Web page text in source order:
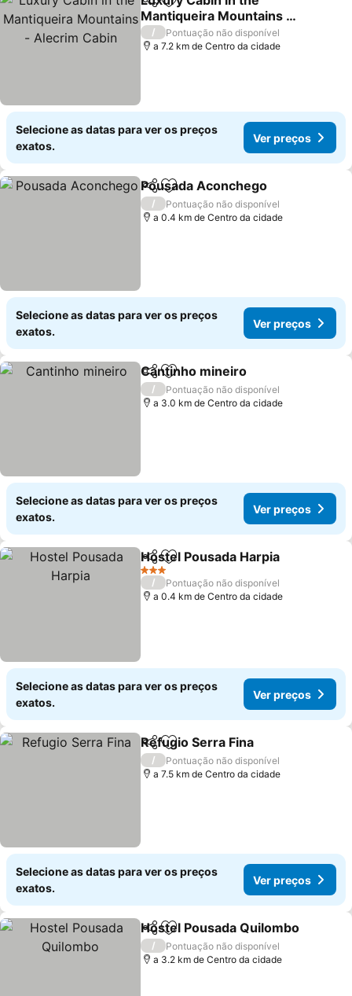
PartilharAdicionar aos favoritos
Mantiqueira Mountains -
Alecrim Cabin
Ver preços
/
Pontuação não disponível
a 7.2 km de Centro da cidade
Selecione as datas para ver os preços
exatos.
Ver preços
PartilharAdicionar aos favoritos
Pousada Aconchego
/
Pontuação não disponível
a 0.4 km de Centro da cidade
Selecione as datas para ver os preços
exatos.
Ver preços
PartilharAdicionar aos favoritos
Cantinho mineiro
/
Pontuação não disponível
a 3.0 km de Centro da cidade
Selecione as datas para ver os preços
exatos.
Ver preços
PartilharAdicionar aos favoritos
Hostel Pousada Harpia
3 Estrelas
/
Pontuação não disponível
a 0.4 km de Centro da cidade
Selecione as datas para ver os preços
exatos.
Ver preços
PartilharAdicionar aos favoritos
Refugio Serra Fina
/
Pontuação não disponível
a 7.5 km de Centro da cidade
Selecione as datas para ver os preços
exatos.
Ver preços
PartilharAdicionar aos favoritos
Hostel Pousada Quilombo
/
Pontuação não disponível
a 3.2 km de Centro da cidade